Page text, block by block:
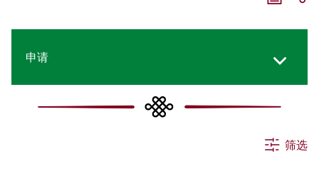
申请
所有消息
筛选